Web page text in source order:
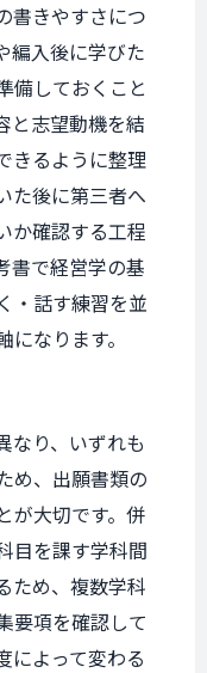
書きやすさにつ
編入後に学びた
備しておくこと
と志望動機を結
きるように整理
た後に第三者へ
か確認する工程
書で経営学の基
・話す練習を並
なります。
なり、いずれも
め、出願書類の
が大切です。併
目を課す学科間
ため、複数学科
要項を確認して
によって変わる